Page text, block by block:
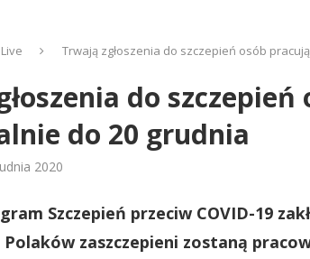
Live Trwają zgłoszenia do szczepień osób
do
do 20 grudnia
2020
Szczepień przeciw COVID-19
zaszczepieni zostaną